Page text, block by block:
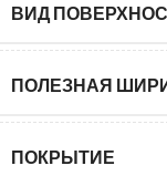
ВИД
ПОЛЕЗНАЯ
ПОКРЫТИЕ